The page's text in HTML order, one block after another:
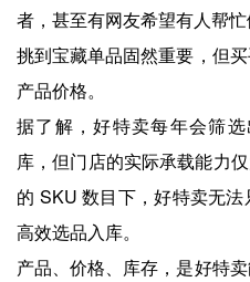
者，甚至有网友希望有人帮忙
挑到宝藏单品固然重要，但
产品价格。
据了解，好特卖每年会筛
库，但门店的实际承载能力
的 SKU 数目下，好特卖无
高效选品入库。
产品、价格、库存，是好特